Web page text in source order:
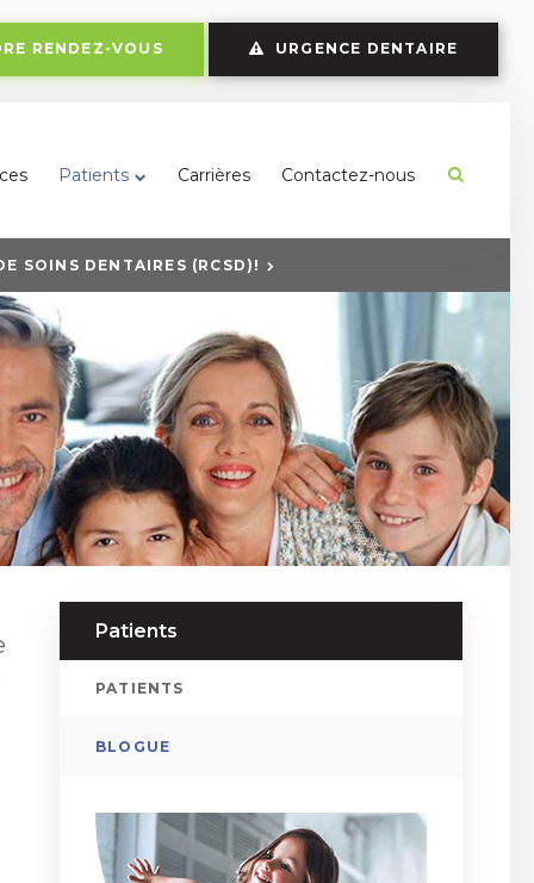
RENDEZ-VOUS URGENCE DENTAIRE
Patients Carrières Contactez-nous Ouvrir le
SOINS DENTAIRES (RCSD)!
Patients
PATIENTS
BLOGUE